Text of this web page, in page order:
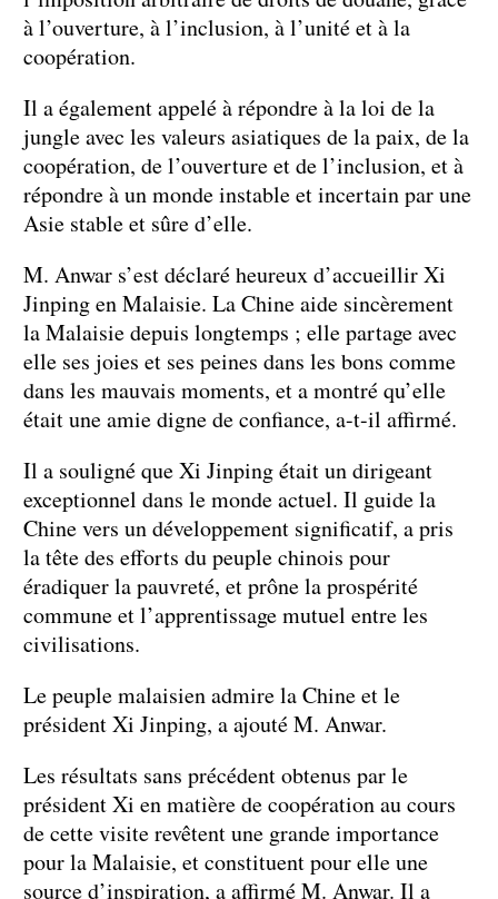
à l’ouverture, à l’inclusion, à l’unité et à la
coopération.
Il a également appelé à répondre à la loi de la
jungle avec les valeurs asiatiques de la paix, de la
coopération, de l’ouverture et de l’inclusion, et à
répondre à un monde instable et incertain par une
Asie stable et sûre d’elle.
M. Anwar s’est déclaré heureux d’accueillir Xi
Jinping en Malaisie. La Chine aide sincèrement
la Malaisie depuis longtemps ; elle partage avec
elle ses joies et ses peines dans les bons comme
dans les mauvais moments, et a montré qu’elle
était une amie digne de confiance, a-t-il affirmé.
Il a souligné que Xi Jinping était un dirigeant
exceptionnel dans le monde actuel. Il guide la
Chine vers un développement significatif, a pris
la tête des efforts du peuple chinois pour
éradiquer la pauvreté, et prône la prospérité
commune et l’apprentissage mutuel entre les
civilisations.
Le peuple malaisien admire la Chine et le
président Xi Jinping, a ajouté M. Anwar.
Les résultats sans précédent obtenus par le
président Xi en matière de coopération au cours
de cette visite revêtent une grande importance
pour la Malaisie, et constituent pour elle une
source d’inspiration, a affirmé M. Anwar. Il a